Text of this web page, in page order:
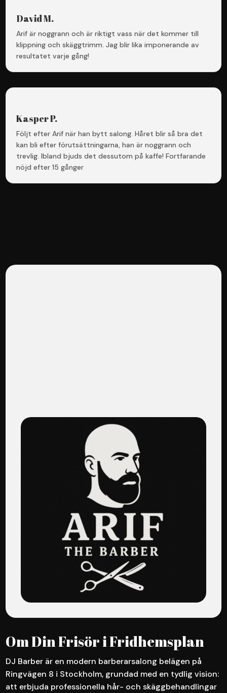
David M.
Arif är noggrann och är riktigt vass när det kommer till
klippning och skäggtrimm. Jag blir lika imponerande av
resultatet varje gång!
Kasper P.
Följt efter Arif när han bytt salong. Håret blir så bra det
kan bli efter förutsättningarna, han är noggrann och
trevlig. Ibland bjuds det dessutom på kaffe! Fortfarande
nöjd efter 15 gånger
Om Din Frisör i Fridhemsplan
DJ Barber är en modern barberarsalong belägen på
Ringvägen 8 i Stockholm, grundad med en tydlig vision:
att erbjuda professionella hår- och skäggbehandlingar